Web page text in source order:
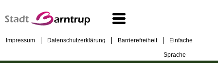
Impressum Datenschutzerklärung Barrierefreiheit Einfache
Sprache